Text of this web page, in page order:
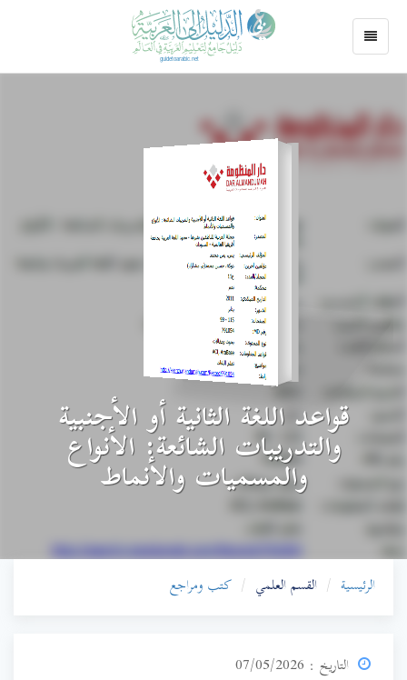
قواعد اللغة الثانية أو الأجنبية
والتدريبات الشائعة: الأنواع
والمسميات والأنماط
الرئيسية القسم العلمي كتب ومراجع
التاريخ : 07/05/2026